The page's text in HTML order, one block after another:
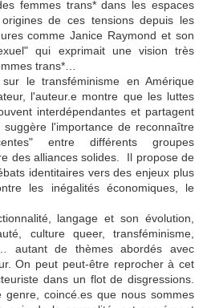
femmes trans* dans les espaces
de ces tensions depuis les
comme Janice Raymond et son
qui exprimait une vision très
trans*…
le transféminisme en Amérique
l'auteur.e montre que les luttes
interdépendantes et partagent
l'importance de reconnaître
entre différents groupes
des alliances solides. Il propose de
identitaires vers des enjeux plus
les inégalités économiques, le
langage et son évolution,
culture queer, transféminisme,
autant de thèmes abordés avec
On peut peut-être reprocher à cet
dans un flot de disgressions.
coincé.es que nous sommes